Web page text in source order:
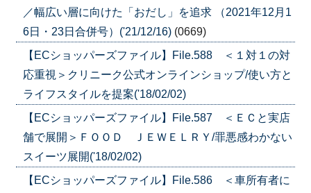
／幅広い層に向けた「おだし」を追求 （2021年12月1
6日・23日合併号）('21/12/16) (0669)
【ECショッパーズファイル】File.588 ＜１対１の対
応重視＞クリニーク公式オンラインショップ/使い方と
ライフスタイルを提案('18/02/02)
【ECショッパーズファイル】File.587 ＜ＥＣと実店
舗で展開＞ＦＯＯＤ ＪＥＷＥＬＲＹ/罪悪感わかない
スイーツ展開('18/02/02)
【ECショッパーズファイル】File.586 ＜車所有者に